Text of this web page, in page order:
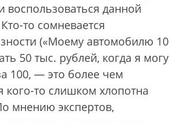
воспользоваться данной
то сомневается
(«Моему автомобилю 10
50 тыс. рублей, когда я могу
100, — это более чем
кого-то слишком хлопотна
мнению экспертов,